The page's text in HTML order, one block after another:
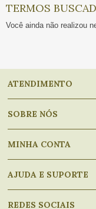
TERMOS
Você ainda não realizou
ATENDIMENTO
SOBRE NÓS
MINHA CONTA
AJUDA E SUPORTE
REDES SOCIAIS